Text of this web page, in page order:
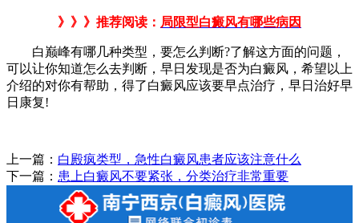
》》》推荐阅读： 局限型白癜风有哪些病因
白巅峰有哪几种类型，要怎么判断?了解这方面的问题，
可以让你知道怎么去判断，早日发现是否为白癜风，希望以上
介绍的对你有帮助，得了白癜风应该要早点治疗，早日治好早
日康复!
上一篇： 白殿疯类型，急性白癜风患者应该注意什么
下一篇： 患上白癜风不要紧张，分类治疗非常重要